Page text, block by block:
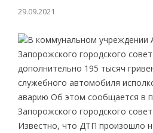
29.09.2021
В коммунальном учреждении
Запорожского городского
дополнительно 195 тысяч
служебного автомобиля
аварию Об этом сообщается в
Запорожского городского
Известно, что ДТП произошло